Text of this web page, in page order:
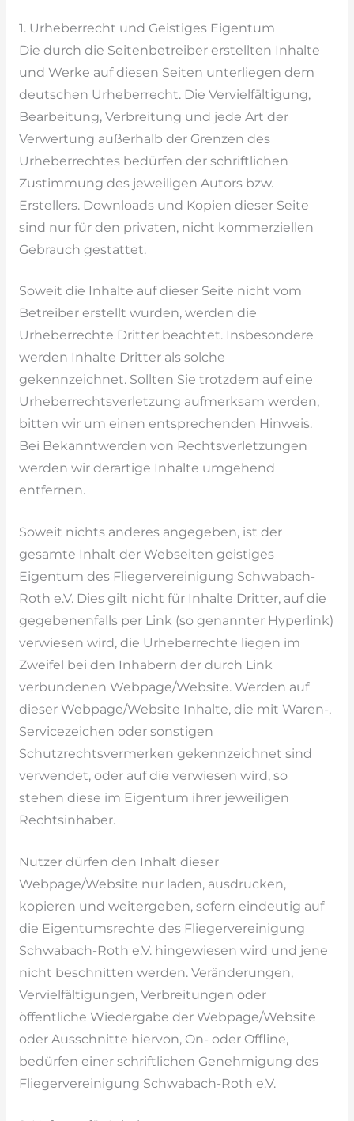
1. Urheberrecht und Geistiges Eigentum
Die durch die Seitenbetreiber erstellten Inhalte
und Werke auf diesen Seiten unterliegen dem
deutschen Urheberrecht. Die Vervielfältigung,
Bearbeitung, Verbreitung und jede Art der
Verwertung außerhalb der Grenzen des
Urheberrechtes bedürfen der schriftlichen
Zustimmung des jeweiligen Autors bzw.
Erstellers. Downloads und Kopien dieser Seite
sind nur für den privaten, nicht kommerziellen
Gebrauch gestattet.
Soweit die Inhalte auf dieser Seite nicht vom
Betreiber erstellt wurden, werden die
Urheberrechte Dritter beachtet. Insbesondere
werden Inhalte Dritter als solche
gekennzeichnet. Sollten Sie trotzdem auf eine
Urheberrechtsverletzung aufmerksam werden,
bitten wir um einen entsprechenden Hinweis.
Bei Bekanntwerden von Rechtsverletzungen
werden wir derartige Inhalte umgehend
entfernen.
Soweit nichts anderes angegeben, ist der
gesamte Inhalt der Webseiten geistiges
Eigentum des Fliegervereinigung Schwabach-
Roth e.V. Dies gilt nicht für Inhalte Dritter, auf die
gegebenenfalls per Link (so genannter Hyperlink)
verwiesen wird, die Urheberrechte liegen im
Zweifel bei den Inhabern der durch Link
verbundenen Webpage/Website. Werden auf
dieser Webpage/Website Inhalte, die mit Waren-,
Servicezeichen oder sonstigen
Schutzrechtsvermerken gekennzeichnet sind
verwendet, oder auf die verwiesen wird, so
stehen diese im Eigentum ihrer jeweiligen
Rechtsinhaber.
Nutzer dürfen den Inhalt dieser
Webpage/Website nur laden, ausdrucken,
kopieren und weitergeben, sofern eindeutig auf
die Eigentumsrechte des Fliegervereinigung
Schwabach-Roth e.V. hingewiesen wird und jene
nicht beschnitten werden. Veränderungen,
Vervielfältigungen, Verbreitungen oder
öffentliche Wiedergabe der Webpage/Website
oder Ausschnitte hiervon, On- oder Offline,
bedürfen einer schriftlichen Genehmigung des
Fliegervereinigung Schwabach-Roth e.V.